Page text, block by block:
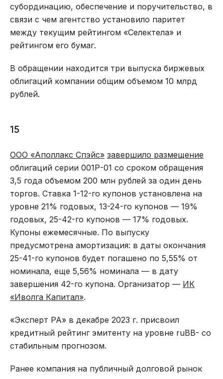
субординацию, обеспечение и поручительство, в
связи с чем агентство установило паритет
между текущим рейтингом «Селектела» и
рейтингом его бумаг.
В обращении находится три выпуска биржевых
облигаций компании общим объемом 10 млрд
рублей.
15
ООО «Аполлакс Спэйс» завершило размещение
облигаций серии 001Р-01 со сроком обращения
3,5 года объемом 200 млн рублей за один день
торгов. Ставка 1-12-го купонов установлена на
уровне 21% годовых, 13-24-го купонов — 19%
годовых, 25-42-го купонов — 17% годовых.
Купоны ежемесячные. По выпуску
предусмотрена амортизация: в даты окончания
25-41-го купонов будет погашено по 5,55% от
номинала, еще 5,56% номинала — в дату
завершения 42-го купона. Организатор — ИК
«Иволга Капитал».
«Эксперт РА» в декабре 2023 г. присвоил
кредитный рейтинг эмитенту на уровне ruBB- со
стабильным прогнозом.
Ранее компания на публичный долговой рынок